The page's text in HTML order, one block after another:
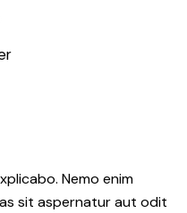
Nemo enim
sit aspernatur aut odit